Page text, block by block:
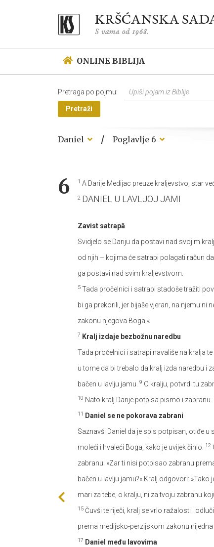
ONLINE BIBLIJA
Pretraga po pojmu:
Pretraži
Daniel / Poglavlje 6
6 1 A Darije Medijac preuze kraljevstvo, star
2 DANIEL U LAVLJOJ JAMI
Zavist satrapâ
Svidjelo se Dariju da postavi nad svojim
od njih – kojima će satrapi polagati račun
ga postavi nad svim kraljevstvom.
5 Tada pročelnici i satrapi stadoše tražiti
bi ga prekorili, jer bijaše vjeran, na njemu ni
zakonu njegova Boga.«
7 Kralj izdaje bezbožnu naredbu
Tada pročelnici i satrapi navališe na kralja
u tome da bi trebalo da kralj izda naredbu i
bačen u lavlju jamu. 9 O kralju, potvrdi tu
10 Nato kralj Darije potpisa pismo i zabranu.
11
Daniel se ne pokorava zabrani
Saznavši Daniel da je spis potpisan, otiđe
moleći i hvaleći Boga, kako je uvijek činio.
12
zabranu: »Zar ti nisi potpisao zabranu
bačen u lavlju jamu?« Kralj odgovori:
mari za tebe, o kralju, ni za tvoju zabranu
15 Čuvši te riječi, kralj se vrlo ražalosti i
prema medijsko-perzijskom zakonu
17 Daniel među lavovima